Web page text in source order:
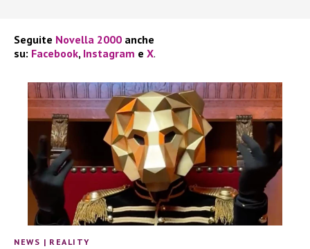
Seguite Novella 2000 anche
su: Facebook, Instagram e X.
NEWS | REALITY